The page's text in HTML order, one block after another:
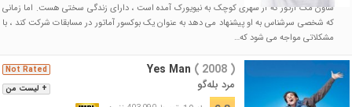
شاون مک آرتور که از شهری کوچک به نیویورک آمده است ، دارای زندگی سختی هست. اما زمانی
که شخصی سرشناس به او پیشنهاد می دهد به عنوان یک بوکسور آماتور در مسابقات شرکت کند ، با
مشکلاتی مواجه می شود که…
+ لیست من
Not Rated Yes Man ( 2008 )
مرد بله‌گو